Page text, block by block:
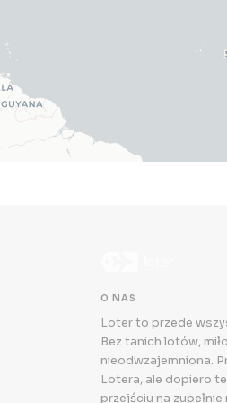
O NAS
Loter to przede
Bez tanich lotów,
nieodwzajemniona.
Lotera, ale dopiero
przejściu na